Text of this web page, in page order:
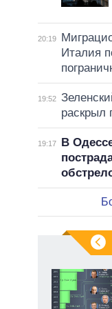
20:19
Италия
19:52
раскрыл
19:17
В